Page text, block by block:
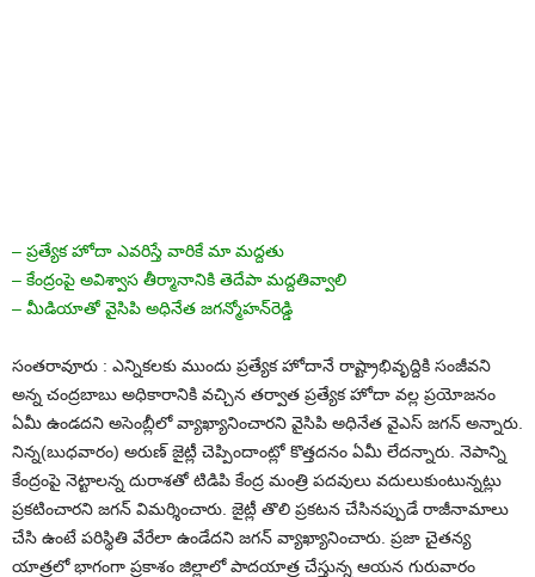
– ప్ర‌త్యేక హోదా ఎవ‌రిస్తే వారికే మా మ‌ద్ద‌తు
– కేంద్రంపై అవిశ్వాస తీర్మానానికి తెదేపా మ‌ద్ద‌తివ్వాలి
– మీడియాతో వైసిపి అధినేత జ‌గ‌న్మోహ‌న్‌రెడ్డి
సంతరావూరు : ఎన్నికలకు ముందు ప్రత్యేక హోదానే రాష్ట్రాభివృద్దికి సంజీవని
అన్న చంద్రబాబు అధికారానికి వ‌చ్చిన తర్వాత ప్రత్యేక హోదా వల్ల ప్రయోజనం
ఏమీ ఉండదని అసెంబ్లీలో వ్యాఖ్యానించారని వైసిపి అధినేత వైఎస్‌ జగన్‌ అన్నారు.
నిన్న(బుధ‌వారం) అరుణ్‌ జైట్లీ చెప్పిందాంట్లో కొత్తదనం ఏమీ లేదన్నారు. నెపాన్ని
కేంద్రంపై నెట్టాలన్న దురాశతో టిడిపి కేంద్ర మంత్రి పదవులు వదులుకుంటున్నట్లు
ప్రకటించారని జ‌గ‌న్‌ విమర్శించారు. జైట్లీ తొలి ప్రకటన చేసినప్పుడే రాజీనామాలు
చేసి ఉంటే పరిస్థితి వేరేలా ఉండేదని జగన్‌ వ్యాఖ్యానించారు. ప్రజా చైతన్య
యాత్రలో భాగంగా ప్రకాశం జిల్లాలో పాదయాత్ర చేస్తున్న ఆయన గురువారం